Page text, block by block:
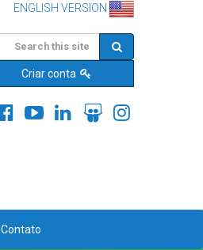
ENGLISH VERSION
Criar conta
Contato